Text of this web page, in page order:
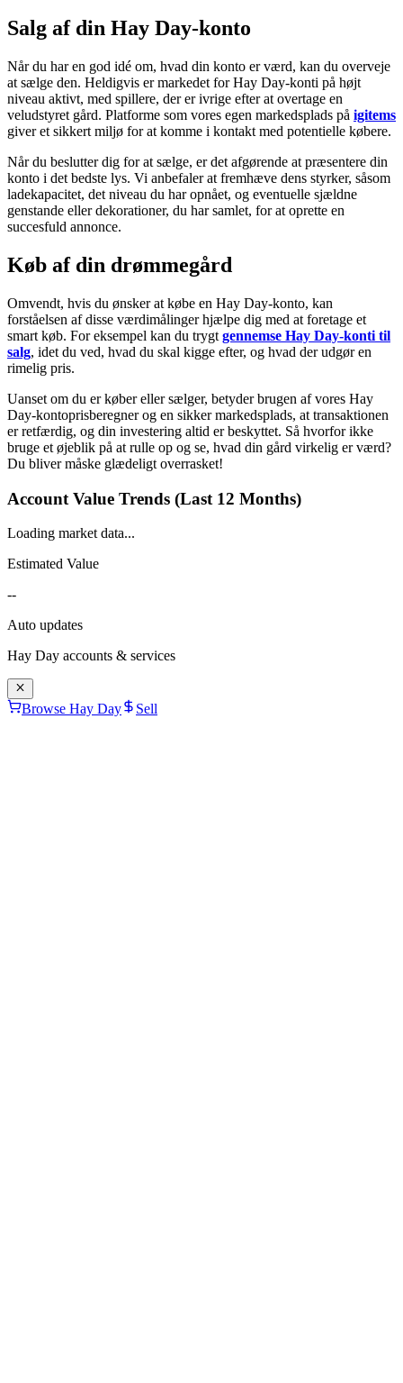
Salg af din Hay Day-konto
Når du har en god idé om, hvad din konto er værd, kan du overveje
at sælge den. Heldigvis er markedet for Hay Day-konti på højt
niveau aktivt, med spillere, der er ivrige efter at overtage en
veludstyret gård. Platforme som vores egen markedsplads på igitems
giver et sikkert miljø for at komme i kontakt med potentielle købere.
Når du beslutter dig for at sælge, er det afgørende at præsentere din
konto i det bedste lys. Vi anbefaler at fremhæve dens styrker, såsom
ladekapacitet, det niveau du har opnået, og eventuelle sjældne
genstande eller dekorationer, du har samlet, for at oprette en
succesfuld annonce.
Køb af din drømmegård
Omvendt, hvis du ønsker at købe en Hay Day-konto, kan
forståelsen af disse værdimålinger hjælpe dig med at foretage et
smart køb. For eksempel kan du trygt gennemse Hay Day-konti til
salg, idet du ved, hvad du skal kigge efter, og hvad der udgør en
rimelig pris.
Uanset om du er køber eller sælger, betyder brugen af vores Hay
Day-kontoprisberegner og en sikker markedsplads, at transaktionen
er retfærdig, og din investering altid er beskyttet. Så hvorfor ikke
bruge et øjeblik på at rulle op og se, hvad din gård virkelig er værd?
Du bliver måske glædeligt overrasket!
Account Value Trends (Last 12 Months)
Loading market data...
Estimated Value
--
Auto updates
Hay Day accounts & services
Browse Hay Day Sell